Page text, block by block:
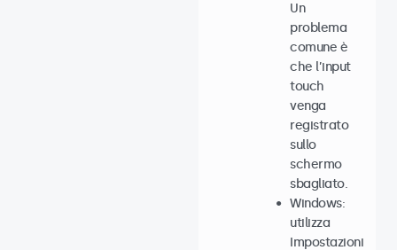
Un
problema
comune è
che l’input
touch
venga
registrato
sullo
schermo
sbagliato.
Windows:
utilizza
Impostazioni